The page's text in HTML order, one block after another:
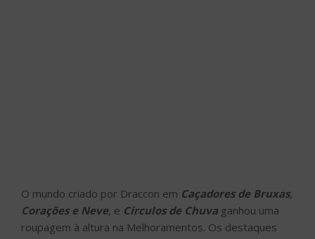
O mundo criado por Draccon em Caçadores de Bruxas,
Corações e Neve, e Círculos de Chuva ganhou uma
roupagem à altura na Melhoramentos. Os destaques